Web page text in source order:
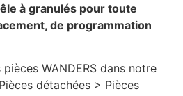
à granulés pour toute
de programmation
WANDERS dans notre
détachées > Pièces